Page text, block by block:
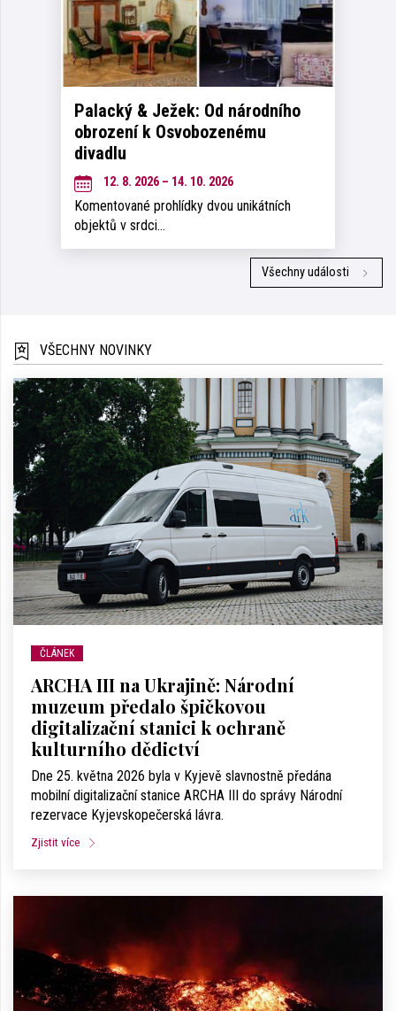
Palacký & Ježek: Od národního
obrození k Osvobozenému
divadlu
12. 8. 2026 – 14. 10. 2026
Komentované prohlídky dvou unikátních
objektů v srdci…
Všechny události
VŠECHNY NOVINKY
ČLÁNEK
ARCHA III na Ukrajině: Národní
muzeum předalo špičkovou
digitalizační stanici k ochraně
kulturního dědictví
Dne 25. května 2026 byla v Kyjevě slavnostně předána
mobilní digitalizační stanice ARCHA III do správy Národní
rezervace Kyjevskopečerská lávra.
Zjistit více